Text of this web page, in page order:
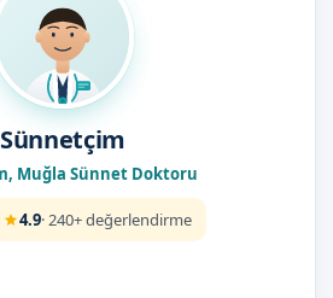
Sünnetçim
Muğla Sünnet Doktoru
4.9· 240+ değerlendirme